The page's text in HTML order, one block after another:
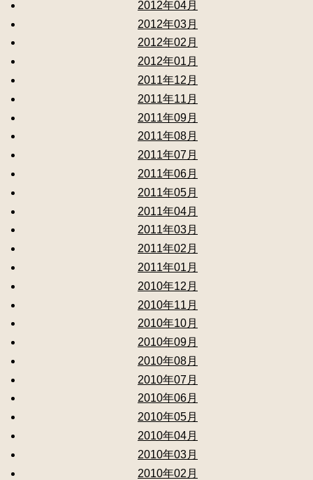
2012年04月
2012年03月
2012年02月
2012年01月
2011年12月
2011年11月
2011年09月
2011年08月
2011年07月
2011年06月
2011年05月
2011年04月
2011年03月
2011年02月
2011年01月
2010年12月
2010年11月
2010年10月
2010年09月
2010年08月
2010年07月
2010年06月
2010年05月
2010年04月
2010年03月
2010年02月